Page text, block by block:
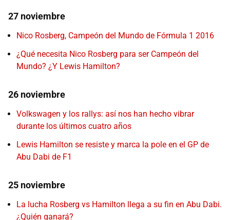
27 noviembre
Nico Rosberg, Campeón del Mundo de Fórmula 1 2016
¿Qué necesita Nico Rosberg para ser Campeón del
Mundo? ¿Y Lewis Hamilton?
26 noviembre
Volkswagen y los rallys: así nos han hecho vibrar
durante los últimos cuatro años
Lewis Hamilton se resiste y marca la pole en el GP de
Abu Dabi de F1
25 noviembre
La lucha Rosberg vs Hamilton llega a su fin en Abu Dabi.
¿Quién ganará?